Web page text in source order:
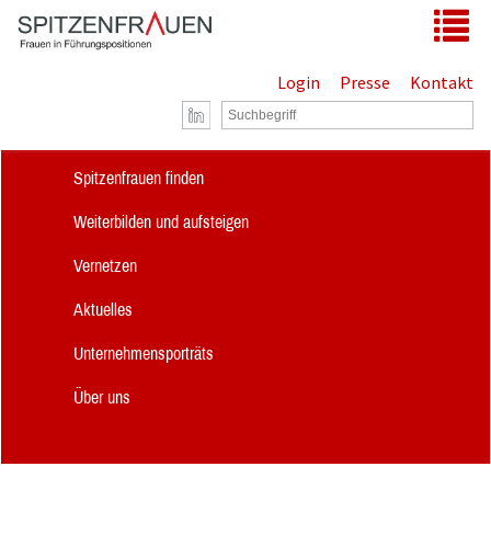
Zum Hauptinhalt springen
Login Presse Kontakt
Spitzenfrauen finden
Weiterbilden und aufsteigen
Vernetzen
Aktuelles
Unternehmensporträts
Über uns